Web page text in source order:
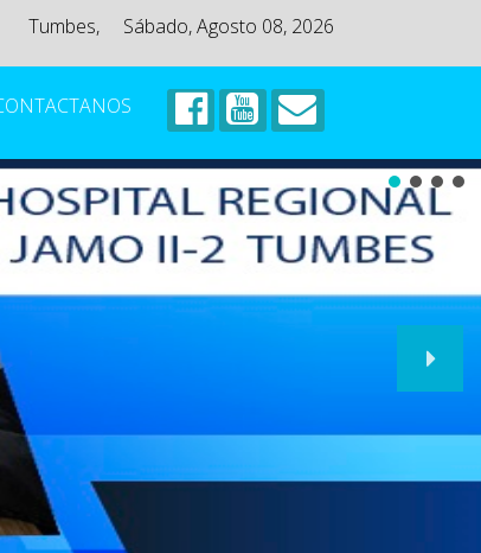
Tumbes, Sábado, Agosto 08, 2026